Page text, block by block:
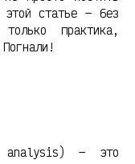
статье — без
практика,
analysis) — это